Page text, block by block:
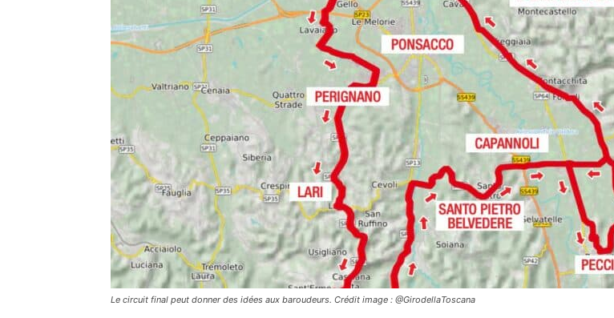
Le circuit final peut donner des idées aux baroudeurs. Crédit image : @GirodellaToscana